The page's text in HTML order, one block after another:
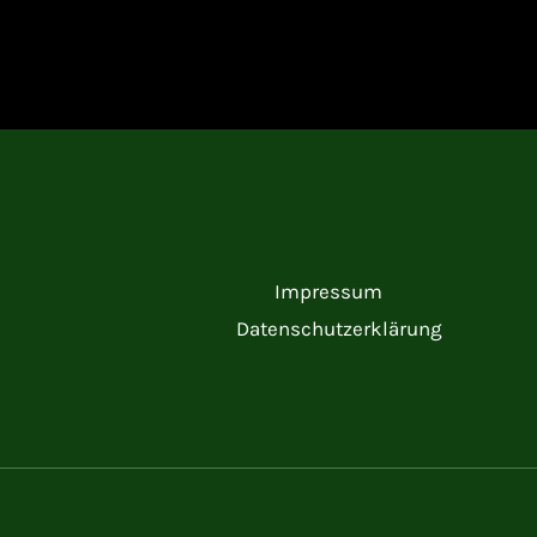
Impressum
Datenschutzerklärung